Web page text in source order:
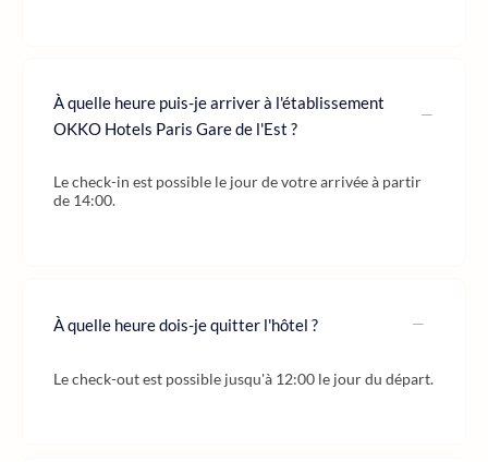
À quelle heure puis-je arriver à l'établissement
OKKO Hotels Paris Gare de l'Est ?
Le check-in est possible le jour de votre arrivée à partir
de 14:00.
À quelle heure dois-je quitter l'hôtel ?
Le check-out est possible jusqu'à 12:00 le jour du départ.